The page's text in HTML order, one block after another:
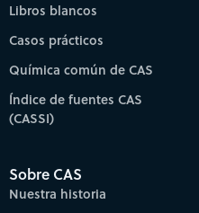
Libros blancos
Casos prácticos
Química común de CAS
Índice de fuentes CAS
(CASSI)
Sobre CAS
Nuestra historia